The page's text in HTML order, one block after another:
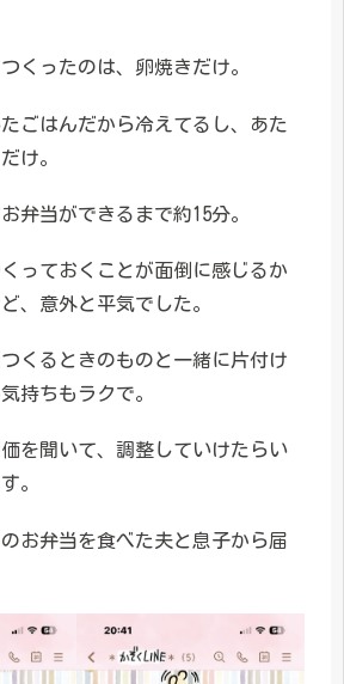
くったのは、卵焼きだけ。
ごはんだから冷えてるし、あた
け。
弁当ができるまで約15分。
っておくことが面倒に感じるか
、意外と平気でした。
くるときのものと一緒に片付け
持ちもラクで。
を聞いて、調整していけたらい
。
お弁当を食べた夫と息子から届